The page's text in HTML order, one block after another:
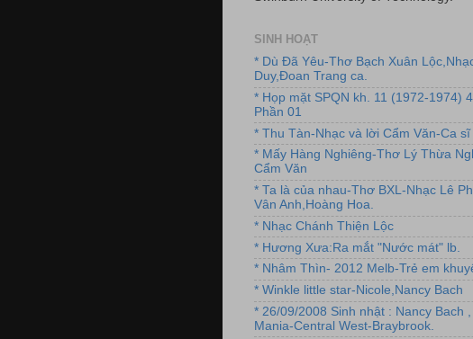
SINH HOẠT
* Dù Đã Yêu-Thơ Bạch Xuân
Duy,Đoan Trang ca.
* Họp mặt SPQN kh. 11 (1972-1974)
Phần 01
* Thu Tàn-Nhạc và lời Cẩm Văn-Ca sĩ
* Mấy Hàng Nghiêng-Thơ Lý Thừa
Cẩm Văn
* Ta là của nhau-Thơ BXL-Nhạc Lê
Vân Anh,Hoàng Hoa.
* Nhạc Chánh Thiện Lộc
* Hương Xưa:Ra mắt "Nước mát" lb.
* Nhâm Thìn- 2012 Melb-Trẻ em
* Winkle little star-Nicole,Nancy Bach
* 26/09/2008 Sinh nhật : Nancy Bach ,
Mania-Central West-Braybrook.